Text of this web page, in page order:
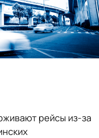
рейсы из-за